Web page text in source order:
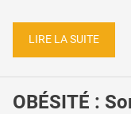
LIRE LA SUITE
OBÉSITÉ :